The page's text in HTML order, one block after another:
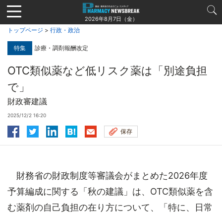
Jump
to
navigation
2026年8月7日（金）
トップページ > 行政・政治
特集 診療・調剤報酬改定
OTC類似薬など低リスク薬は「別途負担
で」
財政審建議
2025/12/2 16:20
保存
財務省の財政制度等審議会がまとめた2026年度
予算編成に関する「秋の建議」は、OTC類似薬を含
む薬剤の自己負担の在り方について、「特に、日常